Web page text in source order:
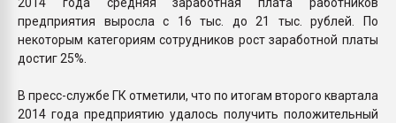
предприятия выросла с 16 тыс. до 21 тыс. рублей. По
некоторым категориям сотрудников рост заработной платы
достиг 25%.
В пресс-службе ГК отметили, что по итогам второго квартала
2014 года предприятию удалось получить положительный